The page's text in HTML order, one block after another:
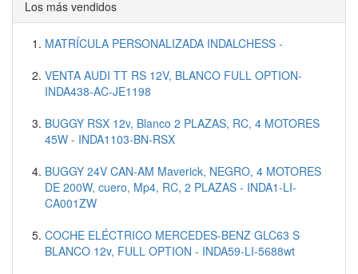
Los más vendidos
MATRÍCULA PERSONALIZADA INDALCHESS -
VENTA AUDI TT RS 12V, BLANCO FULL OPTION-
INDA438-AC-JE1198
BUGGY RSX 12v, Blanco 2 PLAZAS, RC, 4 MOTORES
45W - INDA1103-BN-RSX
BUGGY 24V CAN-AM Maverick, NEGRO, 4 MOTORES
DE 200W, cuero, Mp4, RC, 2 PLAZAS - INDA1-LI-
CA001ZW
COCHE ELÉCTRICO MERCEDES-BENZ GLC63 S
BLANCO 12v, FULL OPTION - INDA59-LI-5688wt